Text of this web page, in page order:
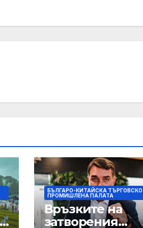
БЪЛГАРО-КИТАЙСКА
ПРОМИШЛЕНА ПАЛАТА
Връзките на
затворения